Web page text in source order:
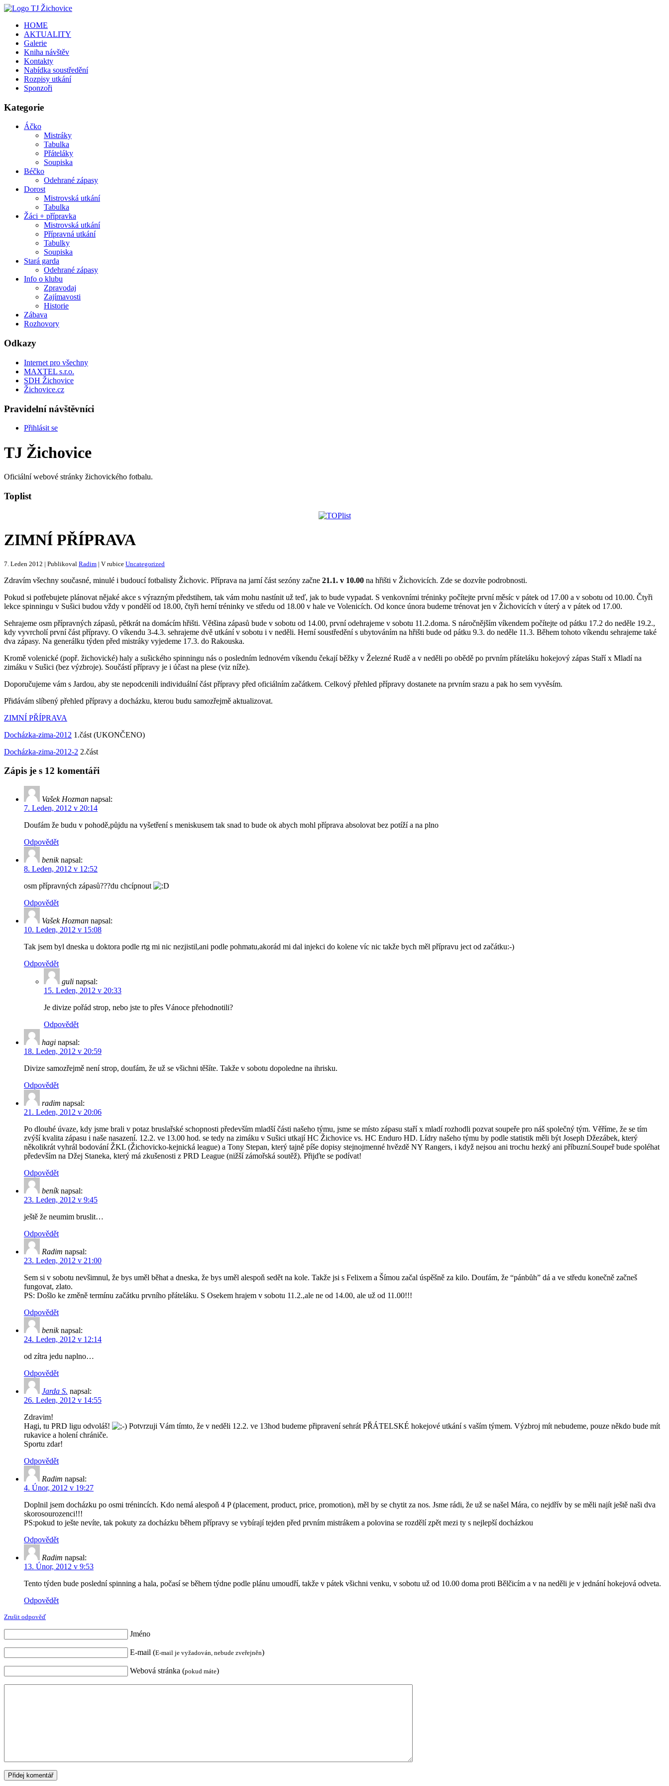
HOME
AKTUALITY
Galerie
Kniha návštěv
Kontakty
Nabídka soustředění
Rozpisy utkání
Sponzoři
Kategorie
Áčko
Mistráky
Tabulka
Přáteláky
Soupiska
Béčko
Odehrané zápasy
Dorost
Mistrovská utkání
Tabulka
Žáci + přípravka
Mistrovská utkání
Přípravná utkání
Tabulky
Soupiska
Stará garda
Odehrané zápasy
Info o klubu
Zpravodaj
Zajímavosti
Historie
Zábava
Rozhovory
Odkazy
Internet pro všechny
MAXTEL s.r.o.
SDH Žichovice
Žichovice.cz
Pravidelní návštěvníci
Přihlásit se
TJ Žichovice
Oficiální webové stránky žichovického fotbalu.
Toplist
ZIMNÍ PŘÍPRAVA
7. Leden 2012 | Publikoval Radim | V rubice Uncategorized
Zdravím všechny současné, minulé i budoucí fotbalisty Žichovic. Příprava na jarní část sezóny začne 21.1. v 10.00 na hřišti v Žichovicích. Zde se dozvíte podrobnosti.
Pokud si potřebujete plánovat nějaké akce s výrazným předstihem, tak vám mohu nastínit už teď, jak to bude vypadat. S venkovními tréninky počítejte první měsíc v pátek od 17.00 a v sobotu od 10.00. Čtyři
lekce spinningu v Sušici budou vždy v pondělí od 18.00, čtyři herní tréninky ve středu od 18.00 v hale ve Volenicích. Od konce února budeme trénovat jen v Žichovicích v úterý a v pátek od 17.00.
Sehrajeme osm přípravných zápasů, pětkrát na domácím hřišti. Většina zápasů bude v sobotu od 14.00, první odehrajeme v sobotu 11.2.doma. S náročnějším víkendem počítejte od pátku 17.2 do neděle 19.2.,
kdy vyvrcholí první část přípravy. O víkendu 3-4.3. sehrajeme dvě utkání v sobotu i v neděli. Herní soustředění s ubytováním na hřišti bude od pátku 9.3. do neděle 11.3. Během tohoto víkendu sehrajeme také
dva zápasy. Na generálku týden před mistráky vyjedeme 17.3. do Rakouska.
Kromě volenické (popř. žichovické) haly a sušického spinningu nás o posledním lednovém víkendu čekají běžky v Železné Rudě a v neděli po obědě po prvním přáteláku hokejový zápas Staří x Mladí na
zimáku v Sušici (bez výzbroje). Součástí přípravy je i účast na plese (viz níže).
Doporučujeme vám s Jardou, aby ste nepodcenili individuální část přípravy před oficiálním začátkem. Celkový přehled přípravy dostanete na prvním srazu a pak ho sem vyvěsím.
Přidávám slíbený přehled přípravy a docházku, kterou budu samozřejmě aktualizovat.
ZIMNÍ PŘÍPRAVA
Docházka-zima-2012 1.část (UKONČENO)
Docházka-zima-2012-2 2.část
Zápis je s 12 komentáři
Vašek Hozman napsal:
7. Leden, 2012 v 20:14
Doufám že budu v pohodě,půjdu na vyšetření s meniskusem tak snad to bude ok abych mohl příprava absolovat bez potíží a na plno
Odpovědět
benik napsal:
8. Leden, 2012 v 12:52
osm přípravných zápasů???du chcípnout
Odpovědět
Vašek Hozman napsal:
10. Leden, 2012 v 15:08
Tak jsem byl dneska u doktora podle rtg mi nic nezjistil,ani podle pohmatu,akorád mi dal injekci do kolene víc nic takže bych měl přípravu ject od začátku:-)
Odpovědět
guli napsal:
15. Leden, 2012 v 20:33
Je divize pořád strop, nebo jste to přes Vánoce přehodnotili?
Odpovědět
hagi napsal:
18. Leden, 2012 v 20:59
Divize samozřejmě není strop, doufám, že už se všichni těšíte. Takže v sobotu dopoledne na ihrisku.
Odpovědět
radim napsal:
21. Leden, 2012 v 20:06
Po dlouhé úvaze, kdy jsme brali v potaz bruslařské schopnosti především mladší části našeho týmu, jsme se místo zápasu staří x mladí rozhodli pozvat soupeře pro náš společný tým. Věříme, že se tím
zvýší kvalita zápasu i naše nasazení. 12.2. ve 13.00 hod. se tedy na zimáku v Sušici utkají HC Žichovice vs. HC Enduro HD. Lídry našeho týmu by podle statistik měli být Joseph Džezábek, který
několikrát vyhrál bodování ŽKL (Žichovicko-kejnická league) a Tony Stepan, který tajně píše dopisy stejnojmenné hvězdě NY Rangers, i když nejsou ani trochu hezký ani příbuzní.Soupeř bude spoléhat
především na Džej Staneka, který má zkušenosti z PRD League (nižší zámořská soutěž). Přijďte se podívat!
Odpovědět
beník napsal:
23. Leden, 2012 v 9:45
ještě že neumim bruslit…
Odpovědět
Radim napsal:
23. Leden, 2012 v 21:00
Sem si v sobotu nevšimnul, že bys uměl běhat a dneska, že bys uměl alespoň sedět na kole. Takže jsi s Felixem a Šímou začal úspěšně za kilo. Doufám, že “pánbůh” dá a ve středu konečně začneš
fungovat, zlato.
PS: Došlo ke změně termínu začátku prvního přáteláku. S Osekem hrajem v sobotu 11.2.,ale ne od 14.00, ale už od 11.00!!!
Odpovědět
benik napsal:
24. Leden, 2012 v 12:14
od zítra jedu naplno…
Odpovědět
Jarda S. napsal:
26. Leden, 2012 v 14:55
Zdravim!
Hagi, tu PRD ligu odvoláš!
Potvrzuji Vám tímto, že v neděli 12.2. ve 13hod budeme připravení sehrát PŘÁTELSKÉ hokejové utkání s vaším týmem. Výzbroj mít nebudeme, pouze někdo bude mít
rukavice a holení chrániče.
Sportu zdar!
Odpovědět
Radim napsal:
4. Únor, 2012 v 19:27
Doplnil jsem docházku po osmi trénincích. Kdo nemá alespoň 4 P (placement, product, price, promotion), měl by se chytit za nos. Jsme rádi, že už se našel Mára, co nejdřív by se měli najít ještě naši dva
skorosourozenci!!!
PS:pokud to ješte nevíte, tak pokuty za docházku během přípravy se vybírají tejden před prvním mistrákem a polovina se rozdělí zpět mezi ty s nejlepší docházkou
Odpovědět
Radim napsal:
13. Únor, 2012 v 9:53
Tento týden bude poslední spinning a hala, počasí se během týdne podle plánu umoudří, takže v pátek všichni venku, v sobotu už od 10.00 doma proti Bělčicím a v na neděli je v jednání hokejová odveta.
Odpovědět
Zrušit odpověď
Jméno
E-mail (E-mail je vyžadován, nebude zveřejněn)
Webová stránka (pokud máte)